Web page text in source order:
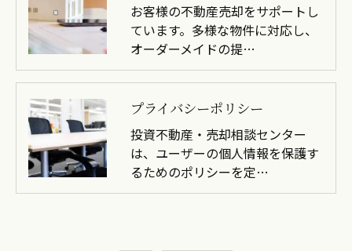
お客様の不動産売却をサポートし
ています。多様な物件に対応し、
オーダーメイドの提…
プライバシーポリシー
投資不動産・売却相談センター
は、ユーザーの個人情報を保護す
るためのポリシーを定…